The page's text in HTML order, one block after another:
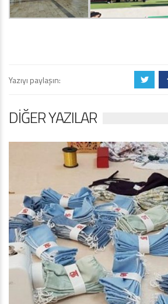
Yazıyı paylaşın: a
DIĞER YAZILAR